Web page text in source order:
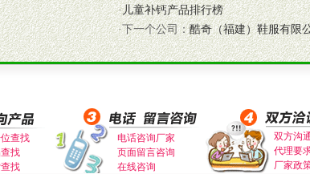
品类，为中国妈妈、宝宝提供完善的营养健康产品和宣传
负责人取得联系。
有关制度以及合作加盟流程。
·儿童补钙产品排行榜
·下一个公司：酷奇（福建）鞋服有限
查找
找
找
电话咨询厂家
页面留言咨询
在线咨询
双方沟
代理要
厂家政